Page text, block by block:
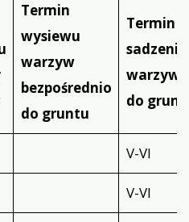
Termin
wysiewu
warzyw
bezpośrednio
do gruntu
Termin
sadzenia
warzyw
do
V-VI
V-VI